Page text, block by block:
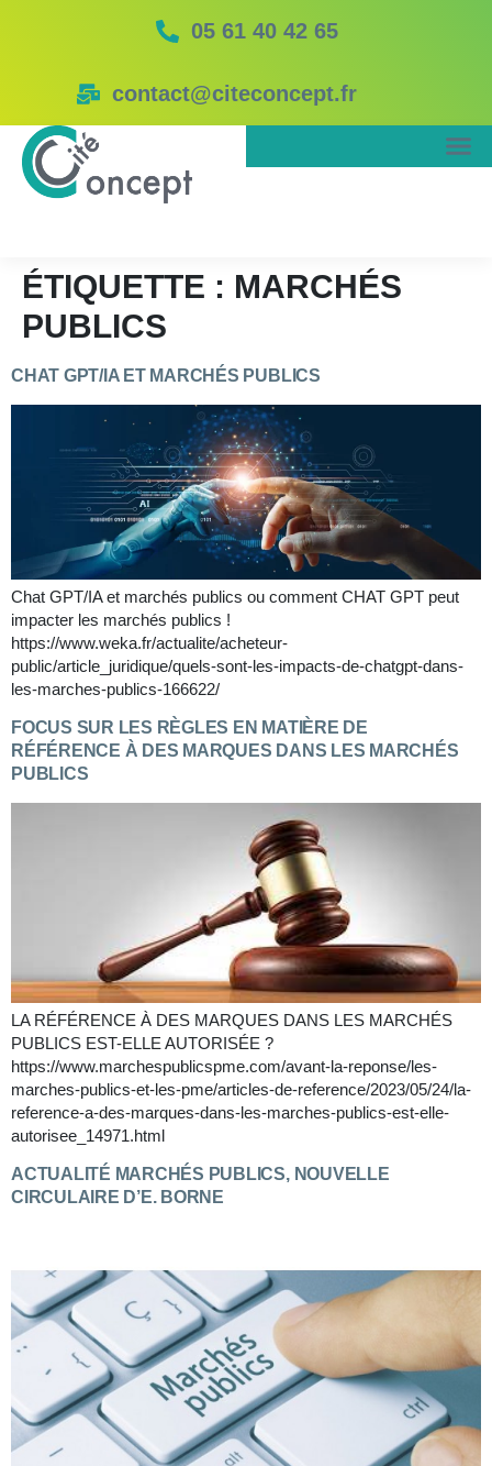
05 61 40 42 65
contact@citeconcept.fr
ÉTIQUETTE : MARCHÉS
PUBLICS
CHAT GPT/IA ET MARCHÉS PUBLICS
Chat GPT/IA et marchés publics ou comment CHAT GPT peut
impacter les marchés publics !
https://www.weka.fr/actualite/acheteur-
public/article_juridique/quels-sont-les-impacts-de-chatgpt-dans-
les-marches-publics-166622/
FOCUS SUR LES RÈGLES EN MATIÈRE DE
RÉFÉRENCE À DES MARQUES DANS LES MARCHÉS
PUBLICS
LA RÉFÉRENCE À DES MARQUES DANS LES MARCHÉS
PUBLICS EST-ELLE AUTORISÉE ?
https://www.marchespublicspme.com/avant-la-reponse/les-
marches-publics-et-les-pme/articles-de-reference/2023/05/24/la-
reference-a-des-marques-dans-les-marches-publics-est-elle-
autorisee_14971.html
ACTUALITÉ MARCHÉS PUBLICS, NOUVELLE
CIRCULAIRE D’E. BORNE